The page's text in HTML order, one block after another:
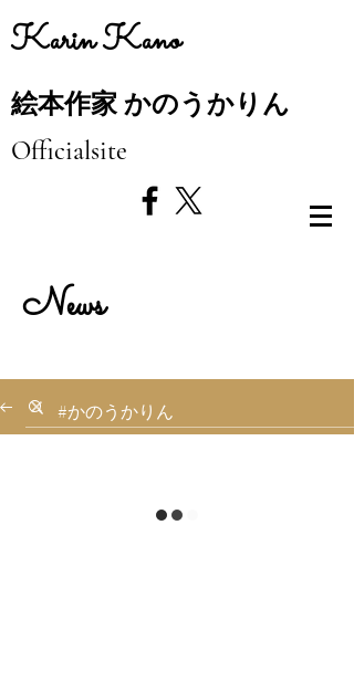
​Karin Kano
絵本作家 かのうかりん
Officialsite
News